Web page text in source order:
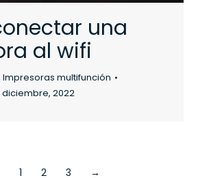
una
al wifi
Impresoras multifunción
diciembre, 2022
1 2 3 →